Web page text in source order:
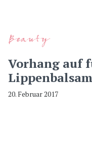
Beauty
Vorhang auf
20. Februar 2017